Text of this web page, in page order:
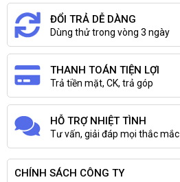
ĐỔI TRẢ DỄ DÀNG
Dùng thử trong vòng 3 ngày
THANH TOÁN TIỆN LỢI
Trả tiền mặt, CK, trả góp
HỖ TRỢ NHIỆT TÌNH
Tư vấn, giải đáp mọi thắc mắc
CHÍNH SÁCH CÔNG TY